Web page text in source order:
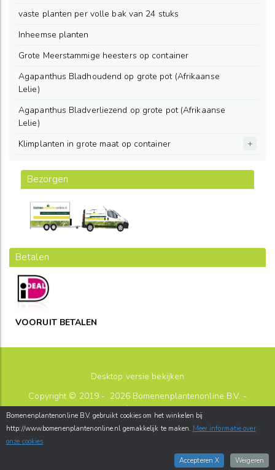
vaste planten per volle bak van 24 stuks
Inheemse planten
Grote Meerstammige heesters op container
Agapanthus Bladhoudend op grote pot (Afrikaanse
Lelie)
Agapanthus Bladverliezend op grote pot (Afrikaanse
Lelie)
Klimplanten in grote maat op container
Bezorgen
Betalen
VOORUIT BETALEN
Desktop versie bekijken
Copyright © 2019 - 2026 Bomenenplantenonline B.V. -
sitemap
Postbus 26
-
info@bomenenplantenonline.nl
: elexioshop.nl
Bomenenplantenonline B.V. gebruikt cookies om het winkelen bij
http://www.bomenenplantenonline.nl gemakkelijk te maken. Meer informatie over
onze cookies
Accepteren X Weigeren